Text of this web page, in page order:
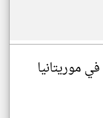
موريتانيا